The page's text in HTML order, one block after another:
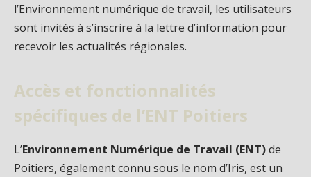
l’Environnement numérique de travail, les utilisateurs
sont invités à s’inscrire à la lettre d’information pour
recevoir les actualités régionales.
Accès et fonctionnalités
spécifiques de l’ENT Poitiers
L’Environnement Numérique de Travail (ENT)de
Poitiers, également connu sous le nom d’Iris, est un